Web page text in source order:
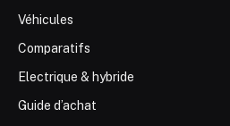
Véhicules
Comparatifs
Electrique & hybride
Guide d’achat